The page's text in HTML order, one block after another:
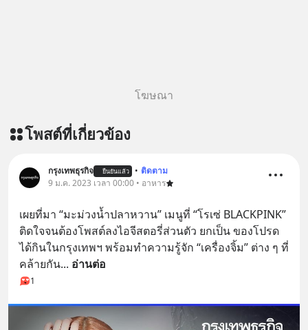
โฆษณา
โพสต์ที่เกี่ยวข้อง
กรุงเทพธุรกิจ ยืนยันแล้ว • ติดตาม
9 ม.ค. 2023 เวลา 00:00 • อาหาร
เผยที่มา “มะม่วงน้ำปลาหวาน” เมนูที่ “โรเซ่ BLACKPINK”
ติดใจจนต้องโพสต์ลงไอจีสตอรี่ส่วนตัว ยกเป็น ของโปรด
ได้กินในกรุงเทพฯ พร้อมทำความรู้จัก “เครื่องจิ้ม” ต่าง ๆ ที่
คล้ายกัน... อ่านต่อ
1